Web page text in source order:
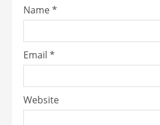
Name*
Email *
Website